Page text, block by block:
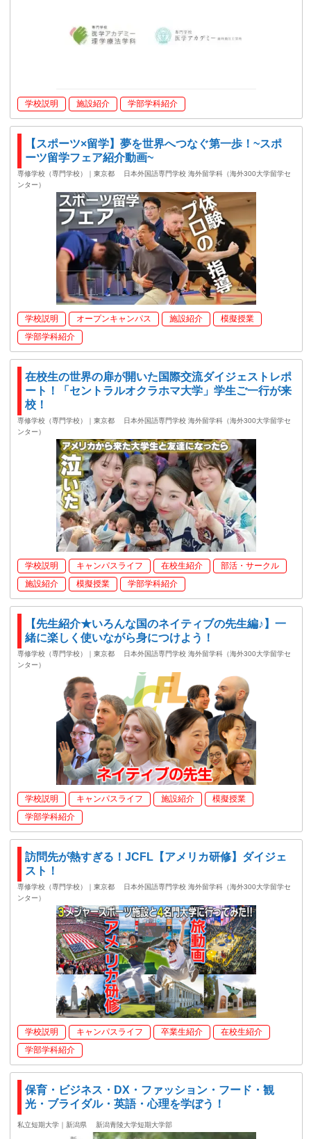
学校説明 施設紹介 学部学科紹介
【スポーツ×留学】夢を世界へつなぐ第一歩！~スポ
ーツ留学フェア紹介動画~
専修学校（専門学校）｜東京都
日本外国語専門学校 海外留学科（海外300大学留学セ
ンター）
学校説明 オープンキャンパス 施設紹介
模擬授業
学部学科紹介
在校生の世界の扉が開いた国際交流ダイジェストレポ
ート！「セントラルオクラホマ大学」学生ご一行が来
校！
専修学校（専門学校）｜東京都
日本外国語専門学校 海外留学科（海外300大学留学セ
ンター）
学校説明 キャンパスライフ 在校生紹介
部活・サークル
施設紹介
模擬授業 学部学科紹介
【先生紹介★いろんな国のネイティブの先生編♪】一
緒に楽しく使いながら身につけよう！
専修学校（専門学校）｜東京都
日本外国語専門学校 海外留学科（海外300大学留学セ
ンター）
学校説明 キャンパスライフ 施設紹介
模擬授業
学部学科紹介
訪問先が熱すぎる！JCFL【アメリカ研修】ダイジェ
スト！
専修学校（専門学校）｜東京都
日本外国語専門学校 海外留学科（海外300大学留学セ
ンター）
学校説明 キャンパスライフ 卒業生紹介
在校生紹介
学部学科紹介
保育・ビジネス・DX・ファッション・フード・観
光・ブライダル・英語・心理を学ぼう！
私立短期大学｜新潟県 新潟青陵大学短期大学部